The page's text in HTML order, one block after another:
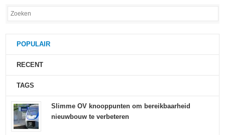
POPULAIR
RECENT
TAGS
Slimme OV knooppunten om bereikbaarheid
nieuwbouw te verbeteren